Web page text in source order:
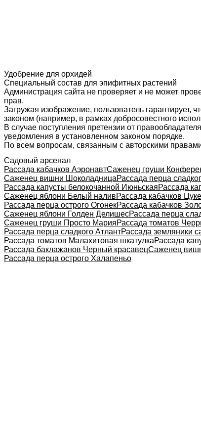
Удобрение для орхидей
Специальный состав для эпифитных растений
Администрация сайта не проверяет и не может
прав.
Загружая изображение, пользователь
законом (например, в рамках добросовестного
В случае поступления претензии от
уведомления в установленном законом порядке.
По всем вопросам, связанным с авторскими
Садовый арсенал
Рассада кабачков АэронавтСаженец груши
Саженец вишни ШоколадницаРассада перца
Рассада капусты белокочанной ИюньскаяРассада
Саженец яблони Белый наливРассада кабачков
Рассада перца острого ОгонекРассада кабачков
Саженец яблони Голден ДелишесРассада перца
Саженец груши Просто МарияРассада томатов
Рассада перца сладкого АтлантРассада земляники
Рассада томатов Малахитовая шкатулкаРассада
Рассада баклажанов Черный красавецСаженец
Рассада перца острого Халапеньо